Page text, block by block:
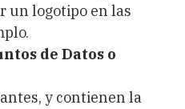
un logotipo en las
de Datos o
y contienen la